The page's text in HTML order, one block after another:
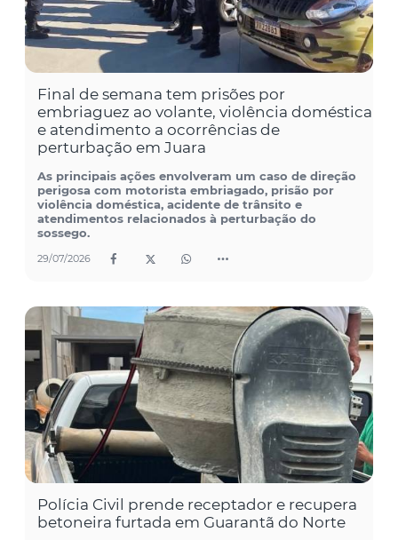
Final de semana tem prisões por
embriaguez ao volante, violência doméstica
e atendimento a ocorrências de
perturbação em Juara
As principais ações envolveram um caso de direção
perigosa com motorista embriagado, prisão por
violência doméstica, acidente de trânsito e
atendimentos relacionados à perturbação do
sossego.
29/07/2026
Polícia Civil prende receptador e recupera
betoneira furtada em Guarantã do Norte